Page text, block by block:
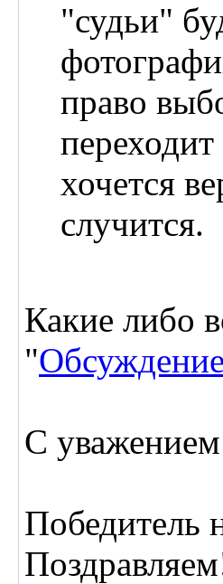
"судьи"
право
хочется
случится.
Какие либо
"
С
Победитель